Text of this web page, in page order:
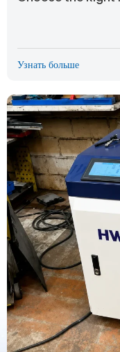
Узнать больше